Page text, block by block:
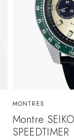
MONTRES
Montre
SPEEDTIMER